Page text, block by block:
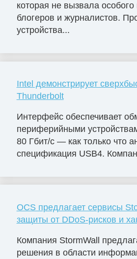
которая не вызвала особого
блогеров и журналистов.
устройства...
Intel демонстрирует
Thunderbolt
Интерфейс обеспечивает
периферийными
80 Гбит/с — как только что
спецификация USB4.
OCS предлагает сервисы
защиты от DDoS-рисков и
Компания StormWall
решения в области